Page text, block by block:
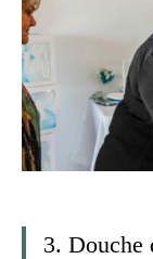
3. Douche